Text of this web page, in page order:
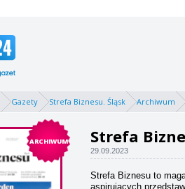
Gazety Strefa Biznesu. Śląsk Archiwum
ARCHIWUM Strefa
29.09.2023
Strefa Biznesu to
aspirujących